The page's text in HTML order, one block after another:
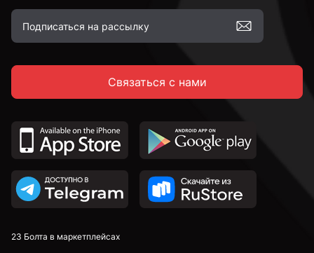
Связаться с нами
23 Болта в маркетплейсах